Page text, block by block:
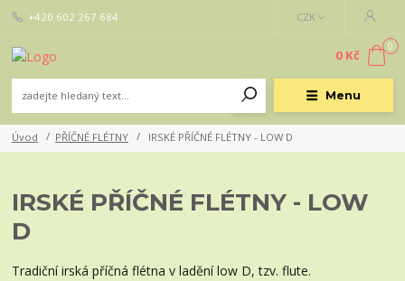
Menu
CZK
+420 602 267 684
0
0 Kč
Úvod PŘÍČNÉ FLÉTNY IRSKÉ PŘÍČNÉ FLÉTNY - LOW D
IRSKÉ PŘÍČNÉ FLÉTNY - LOW
D
Tradiční irská příčná flétna v ladění low D, tzv. flute.